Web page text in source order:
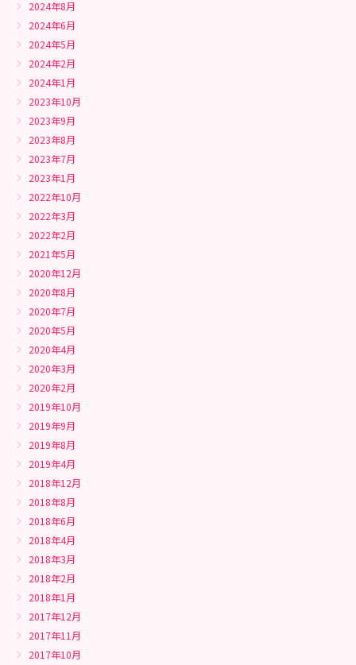
2024年8月
2024年6月
2024年5月
2024年2月
2024年1月
2023年10月
2023年9月
2023年8月
2023年7月
2023年1月
2022年10月
2022年3月
2022年2月
2021年5月
2020年12月
2020年8月
2020年7月
2020年5月
2020年4月
2020年3月
2020年2月
2019年10月
2019年9月
2019年8月
2019年4月
2018年12月
2018年8月
2018年6月
2018年4月
2018年3月
2018年2月
2018年1月
2017年12月
2017年11月
2017年10月